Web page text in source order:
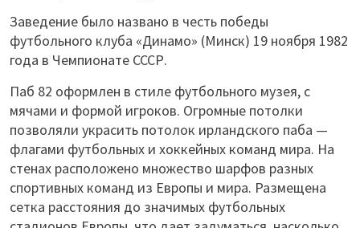
Заведение было названо в честь победы
футбольного клуба «Динамо» (Минск) 19 ноября 1982
года в Чемпионате СССР.
Паб 82 оформлен в стиле футбольного музея, с
мячами и формой игроков. Огромные потолки
позволяли украсить потолок ирландского паба —
флагами футбольных и хоккейных команд мира. На
стенах расположено множество шарфов разных
спортивных команд из Европы и мира. Размещена
сетка расстояния до значимых футбольных